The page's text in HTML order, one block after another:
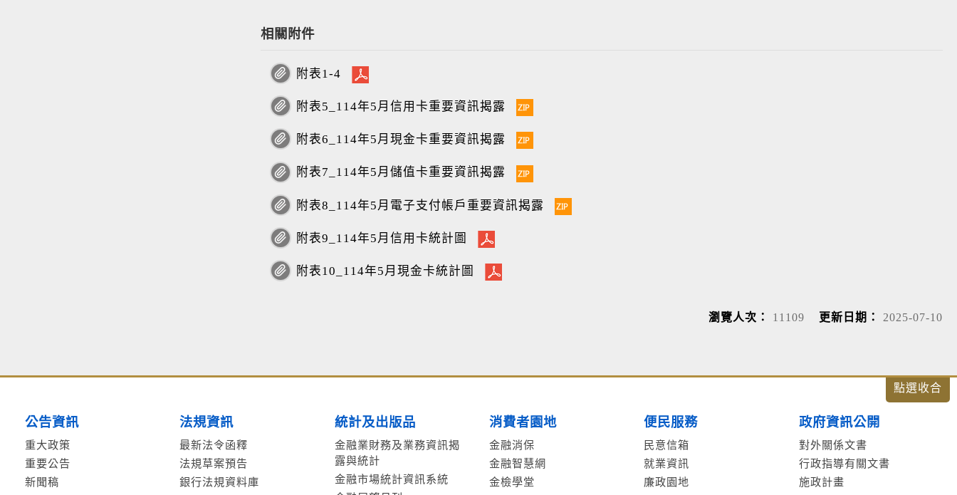
相關附件
附表1-4
附表5_114年5月信用卡重要資訊揭露
附表6_114年5月現金卡重要資訊揭露
附表7_114年5月儲值卡重要資訊揭露
附表8_114年5月電子支付帳戶重要資訊揭露
附表9_114年5月信用卡統計圖
附表10_114年5月現金卡統計圖
瀏覽人次： 11109 更新日期： 2025-07-10
公告資訊
重大政策
重要公告
新聞稿
法規資訊
最新法令函釋
法規草案預告
銀行法規資料庫
統計及出版品
金融業財務及業務資訊揭
露與統計
金融市場統計資訊系統
消費者園地
金融消保
金融智慧網
金檢學堂
便民服務
民意信箱
就業資訊
廉政園地
政府資訊公開
對外關係文書
行政指導有關文書
施政計畫